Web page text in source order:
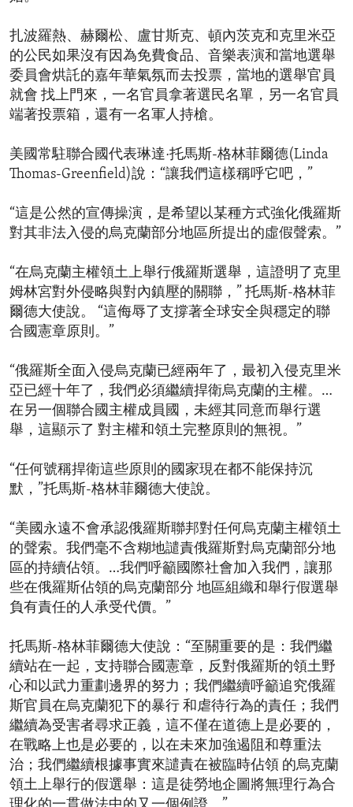
扎波羅熱、赫爾松、盧甘斯克、頓內茨克和克里米亞
的公民如果沒有因為免費食品、音樂表演和當地選舉
委員會烘託的嘉年華氣氛而去投票，當地的選舉官員
就會 找上門來，一名官員拿著選民名單，另一名官員
端著投票箱，還有一名軍人持槍。
美國常駐聯合國代表琳達·托馬斯-格林菲爾德(Linda
Thomas-Greenfield)說：“讓我們這樣稱呼它吧，”
“這是公然的宣傳操演，是希望以某種方式強化俄羅斯
對其非法入侵的烏克蘭部分地區所提出的虛假聲索。”
“在烏克蘭主權領土上舉行俄羅斯選舉，這證明了克里
姆林宮對外侵略與對內鎮壓的關聯，” 托馬斯-格林菲
爾德大使說。 “這侮辱了支撐著全球安全與穩定的聯
合國憲章原則。”
“俄羅斯全面入侵烏克蘭已經兩年了，最初入侵克里米
亞已經十年了，我們必須繼續捍衛烏克蘭的主權。…
在另一個聯合國主權成員國，未經其同意而舉行選
舉，這顯示了 對主權和領土完整原則的無視。”
“任何號稱捍衛這些原則的國家現在都不能保持沉
默，”托馬斯-格林菲爾德大使說。
“美國永遠不會承認俄羅斯聯邦對任何烏克蘭主權領土
的聲索。我們毫不含糊地譴責俄羅斯對烏克蘭部分地
區的持續佔領。…我們呼籲國際社會加入我們，讓那
些在俄羅斯佔領的烏克蘭部分 地區組織和舉行假選舉
負有責任的人承受代價。”
托馬斯-格林菲爾德大使說：“至關重要的是：我們繼
續站在一起，支持聯合國憲章，反對俄羅斯的領土野
心和以武力重劃邊界的努力；我們繼續呼籲追究俄羅
斯官員在烏克蘭犯下的暴行 和虐待行為的責任；我們
繼續為受害者尋求正義，這不僅在道德上是必要的，
在戰略上也是必要的，以在未來加強遏阻和尊重法
治；我們繼續根據事實來譴責在被臨時佔領 的烏克蘭
領土上舉行的假選舉：這是徒勞地企圖將無理行為合